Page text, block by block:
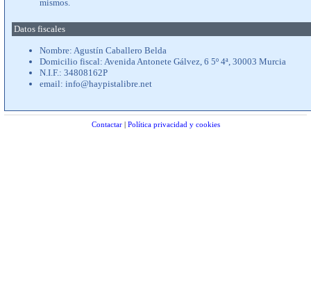
mismos.
Datos fiscales
Nombre: Agustín Caballero Belda
Domicilio fiscal: Avenida Antonete Gálvez, 6 5º 4ª, 30003 Murcia
N.I.F.: 34808162P
email: info@haypistalibre.net
Contactar | Política privacidad y cookies